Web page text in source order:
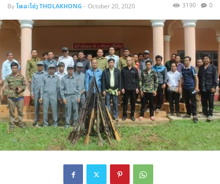
By ໂທລະໂຄ່ງ THOLAKHONG - October 20, 2020 0
3190